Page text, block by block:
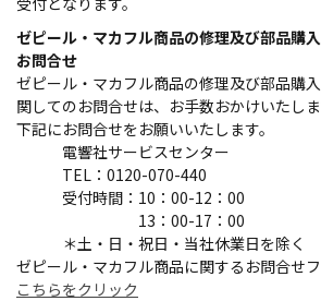
ゼピール・マカフル商品の修理及び部品購
お問合せ
ゼピール・マカフル商品の修理及び部品購
関してのお問合せは、お手数おかけいたしま
下記にお問合せをお願いいたします。
電響社サービスセンター
TEL：0120-070-440
受付時間：10：00-12：00
13：00-17：00
＊土・日・祝日・当社休業日を除く
ゼピール・マカフル商品に関するお問合せ
こちらをクリック